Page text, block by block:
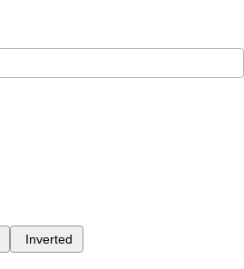
Inverted